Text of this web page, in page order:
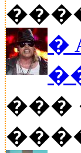
�
���